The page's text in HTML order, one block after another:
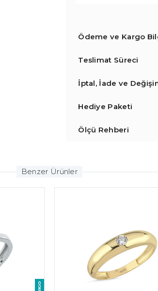
Ödeme ve Kargo
Teslimat Süreci
İptal, İade ve
Hediye Paketi
Ölçü Rehberi
Benzer Ürünler